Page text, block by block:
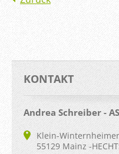
KONTAKT
Andrea Schreiber -
Klein-
55129 Mainz -